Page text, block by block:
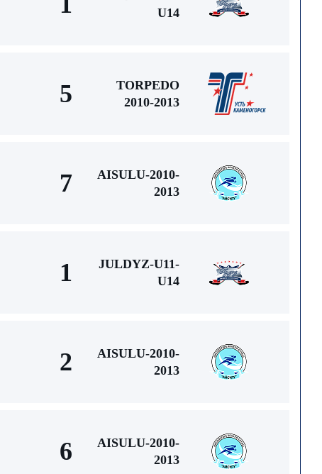
U14
5
TORPEDO
2010-2013
7
AISULU-2010-
2013
1
JULDYZ-U11-
U14
2
AISULU-2010-
2013
6
AISULU-2010-
2013